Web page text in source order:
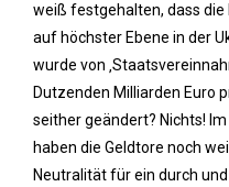
weiß festgehalten, dass die
auf höchster Ebene in der
wurde von
Dutzenden Milliarden Euro
seither geändert? Nichts!
haben die Geldtore noch
Neutralität für ein durch